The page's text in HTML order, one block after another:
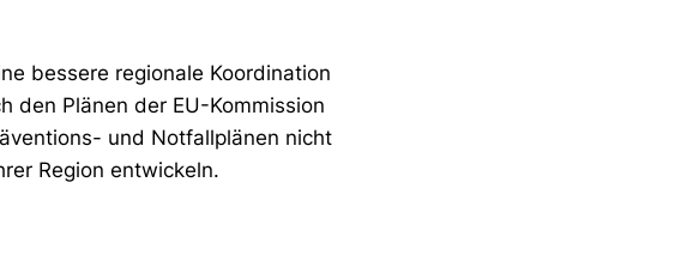
bessere regionale Koordination
den Plänen der EU-Kommission
und Notfallplänen nicht
Region entwickeln.